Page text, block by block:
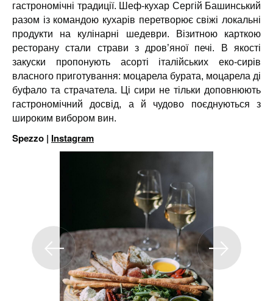
гастрономічні традиції. Шеф-кухар Сергій Башинський
разом із командою кухарів перетворює свіжі локальні
продукти на кулінарні шедеври. Візитною карткою
ресторану стали страви з дров’яної печі. В якості
закуски пропонують асорті італійських еко-сирів
власного приготування: моцарела бурата, моцарела ді
буфало та страчатела. Ці сири не тільки доповнюють
гастрономічний досвід, а й чудово поєднуються з
широким вибором вин.
Spezzo | Instagram